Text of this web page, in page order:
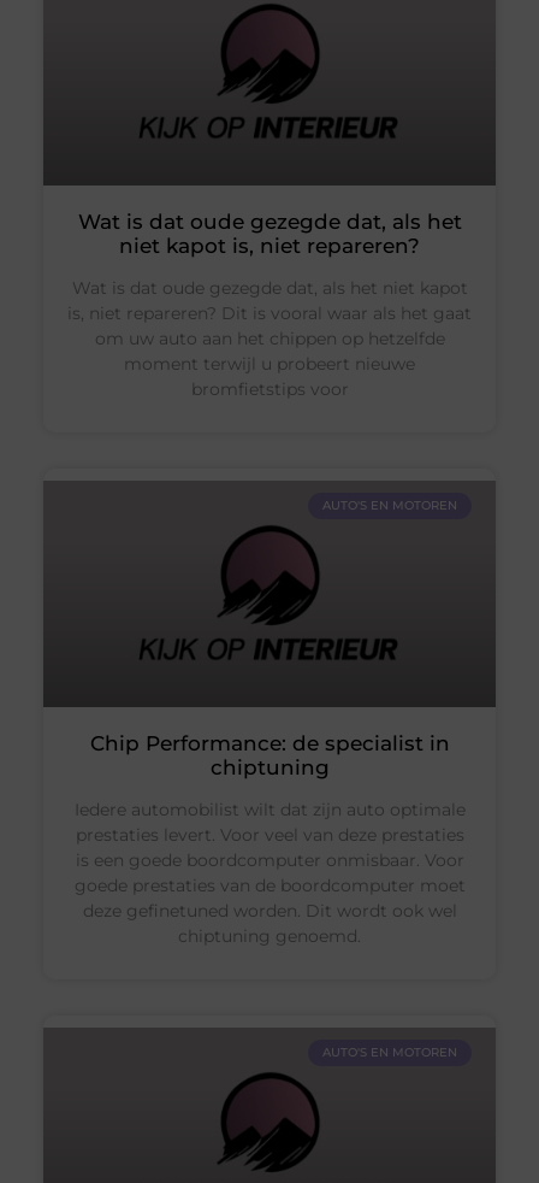
Wat is dat oude gezegde dat, als het
niet kapot is, niet repareren?
Wat is dat oude gezegde dat, als het niet kapot
is, niet repareren? Dit is vooral waar als het gaat
om uw auto aan het chippen op hetzelfde
moment terwijl u probeert nieuwe
bromfietstips voor
AUTO'S EN MOTOREN
Chip Performance: de specialist in
chiptuning
Iedere automobilist wilt dat zijn auto optimale
prestaties levert. Voor veel van deze prestaties
is een goede boordcomputer onmisbaar. Voor
goede prestaties van de boordcomputer moet
deze gefinetuned worden. Dit wordt ook wel
chiptuning genoemd.
AUTO'S EN MOTOREN